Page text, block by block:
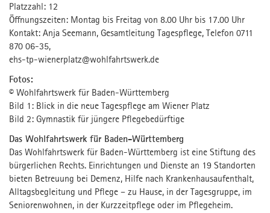
Platzzahl: 12
Öffnungszeiten: Montag bis Freitag von 8.00 Uhr bis 17.00 Uhr
Kontakt: Anja Seemann, Gesamtleitung Tagespflege, Telefon 0711
870 06-35,
ehs-tp-wienerplatz@wohlfahrtswerk.de
Fotos:
© Wohlfahrtswerk für Baden-Württemberg
Bild 1: Blick in die neue Tagespflege am Wiener Platz
Bild 2: Gymnastik für jüngere Pflegebedürftige
Das Wohlfahrtswerk für Baden-Württemberg
Das Wohlfahrtswerk für Baden-Württemberg ist eine Stiftung des
bürgerlichen Rechts. Einrichtungen und Dienste an 19 Standorten
bieten Betreuung bei Demenz, Hilfe nach Krankenhausaufenthalt,
Alltagsbegleitung und Pflege – zu Hause, in der Tagesgruppe, im
Seniorenwohnen, in der Kurzzeitpflege oder im Pflegeheim.